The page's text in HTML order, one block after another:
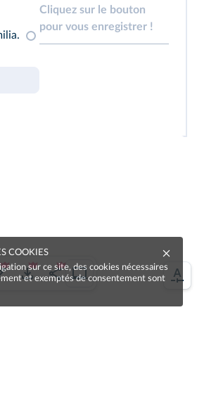
Cliquez sur le bouton
pour vous enregistrer !
COOKIES
sur ce site, des cookies nécessaires
et exemptés de consentement sont